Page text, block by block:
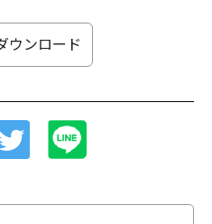
ウンロード